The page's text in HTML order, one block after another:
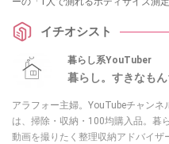
家に一台レベルの重宝アイテムです
イチオシスト
暮らし系YouTuber
暮らし。すきなも
アラフォー主婦。YouTubeチャンネ
は、掃除・収納・100均購入品。暮
動画を撮りたく整理収納アドバイザ